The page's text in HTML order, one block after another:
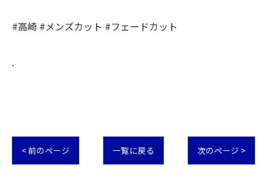
#高崎 #メンズカット #フェードカット
.
< 前のページ 一覧に戻る 次のページ >